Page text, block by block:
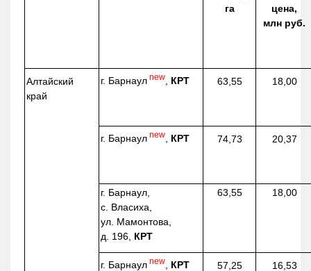
га
цена,
млн руб.
Алтайский
край
г. Барнаул new, КРТ 63,55 18,00
г. Барнаул new, КРТ 74,73 20,37
г. Барнаул,
с. Власиха,
ул. Мамонтова,
д. 196, КРТ
63,55 18,00
г. Барнаул new, КРТ 57,25 16,53